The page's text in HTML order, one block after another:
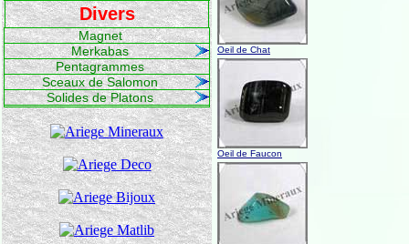
Divers
Magnet
Merkabas
Pentagrammes
Sceaux de Salomon
Solides de Platons
Oeil de Chat
Oeil de Faucon